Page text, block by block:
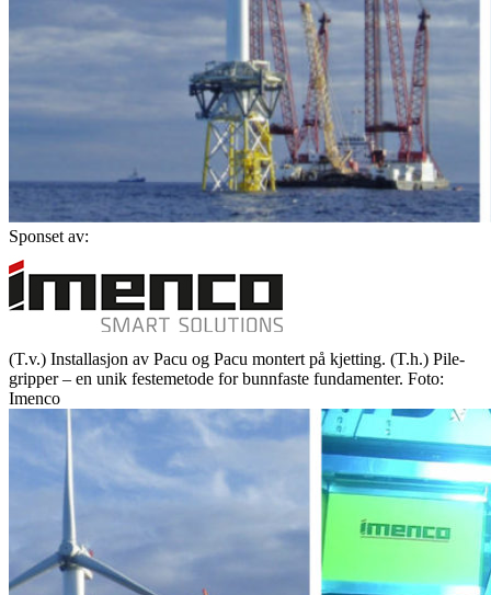
Sponset av:
(T.v.) Installasjon av Pacu og Pacu montert på kjetting. (T.h.) Pile-
gripper – en unik festemetode for bunnfaste fundamenter. Foto:
Imenco